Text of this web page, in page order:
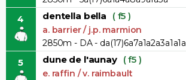
4 dentella bella ( f5 )
a. barrier / j.p. marmion
2850m - DA - da(17)6a7a1a2a3a1a1a
5 dune de l'aunay ( f5 )
e. raffin / v. raimbault